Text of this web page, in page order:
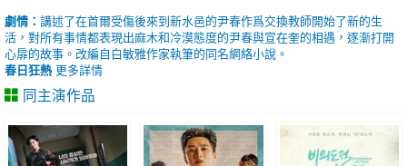
劇情： 講述了在首爾受傷後來到新水邑的尹春作爲交換教師開始了新的生
活，對所有事情都表現出麻木和冷漠態度的尹春與宣在奎的相遇，逐漸打開
心扉的故事。改編自白敏雅作家執筆的同名網絡小說。
春日狂熱更多詳情
同主演作品